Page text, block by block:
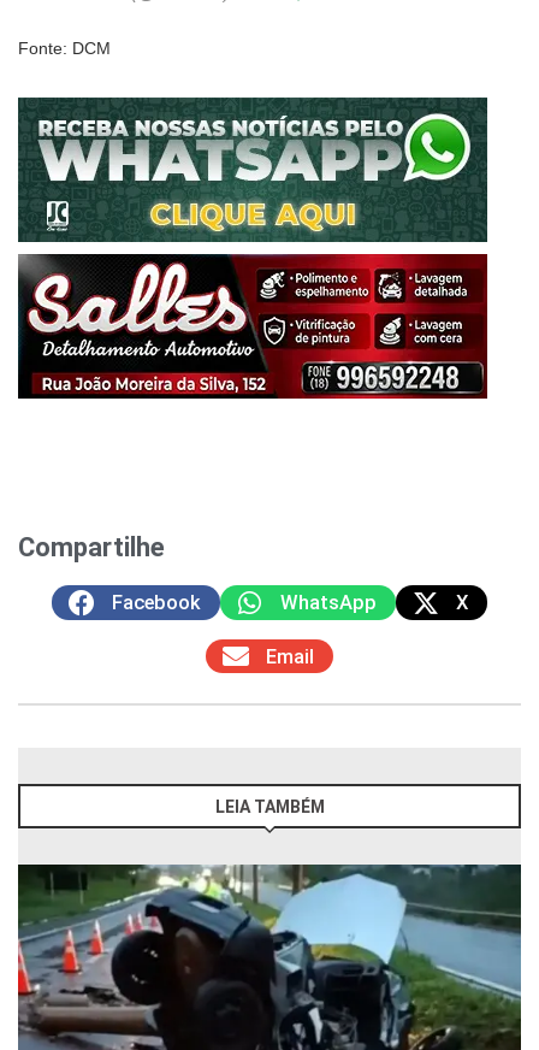
Fonte: DCM
Compartilhe
Facebook WhatsApp X
Email
LEIA TAMBÉM